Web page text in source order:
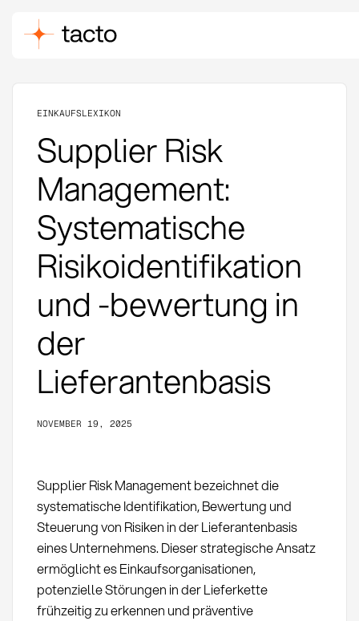
EINKAUFSLEXIKON
Supplier Risk
Management:
Systematische
Risikoidentifikation
und -bewertung in
der
Lieferantenbasis
NOVEMBER 19, 2025
Supplier Risk Management bezeichnet die
systematische Identifikation, Bewertung und
Steuerung von Risiken in der Lieferantenbasis
eines Unternehmens. Dieser strategische Ansatz
ermöglicht es Einkaufsorganisationen,
potenzielle Störungen in der Lieferkette
frühzeitig zu erkennen und präventive